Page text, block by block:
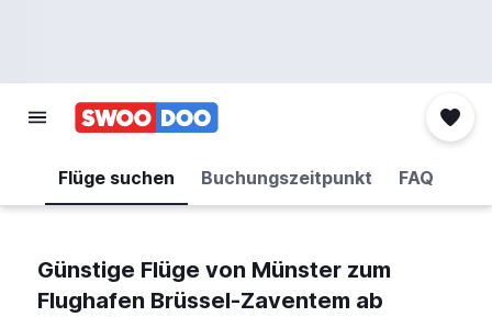
Flüge suchen Buchungszeitpunkt FAQ
Günstige Flüge von Münster zum
Flughafen Brüssel-Zaventem ab